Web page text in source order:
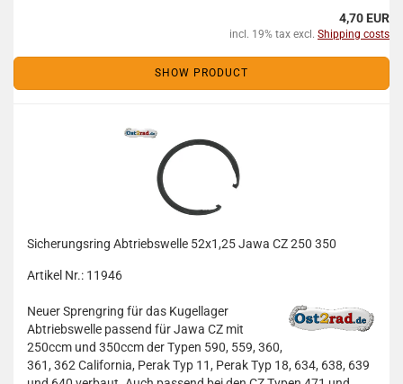
4,70 EUR
incl. 19% tax excl. Shipping costs
SHOW PRODUCT
Sicherungsring Abtriebswelle 52x1,25 Jawa CZ 250 350
Artikel Nr.: 11946
Neuer Sprengring für das Kugellager
Abtriebswelle passend für Jawa CZ mit
250ccm und 350ccm der Typen 590, 559, 360,
361, 362 California, Perak Typ 11, Perak Typ 18, 634, 638, 639